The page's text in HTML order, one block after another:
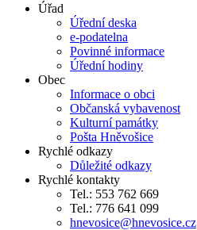
Úřad
Úřední deska
e-podatelna
Povinné informace
Úřední hodiny
Obec
Informace o obci
Občanská vybavenost
Kulturní památky
Pošta Hněvošice
Rychlé odkazy
Důležité odkazy
Rychlé kontakty
Tel.: 553 762 669
Tel.: 776 641 099
hnevosice@hnevosice.cz